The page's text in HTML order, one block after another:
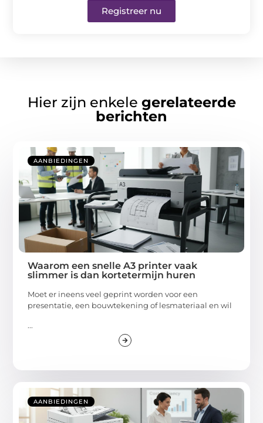
Registreer nu
Hier zijn enkele gerelateerde
berichten
AANBIEDINGEN
Waarom een snelle A3 printer vaak
slimmer is dan kortetermijn huren
Moet er ineens veel geprint worden voor een
presentatie, een bouwtekening of lesmateriaal en wil
...
AANBIEDINGEN